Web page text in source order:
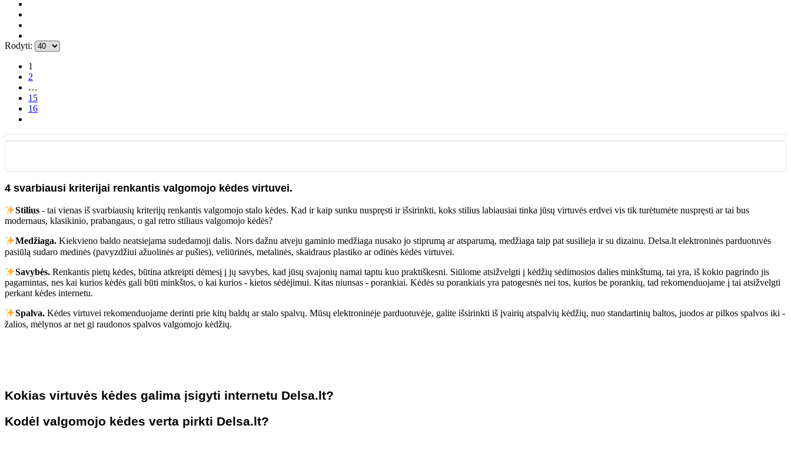
Rodyti:
1
2
…
15
16
4 svarbiausi kriterijai renkantis valgomojo kėdes virtuvei.
Stilius - tai vienas iš svarbiausių kriterijų renkantis valgomojo stalo kėdes. Kad ir kaip sunku nuspręsti ir išsirinkti, koks stilius labiausiai tinka jūsų virtuvės erdvei vis tik turėtumėte nuspręsti ar tai bus
modernaus, klasikinio, prabangaus, o gal retro stiliaus valgomojo kėdės?
Medžiaga. Kiekvieno baldo neatsiejama sudedamoji dalis. Nors dažnu atveju gaminio medžiaga nusako jo stiprumą ar atsparumą, medžiaga taip pat susilieja ir su dizainu. Delsa.lt elektroninės parduotuvės
pasiūlą sudaro medinės (pavyzdžiui ažuolinės ar pušies), veliūrinės, metalinės, skaidraus plastiko ar odinės kėdės virtuvei.
Savybės. Renkantis pietų kėdes, būtina atkreipti dėmesį į jų savybes, kad jūsų svajonių namai taptu kuo praktiškesni. Siūlome atsižvelgti į kėdžių sėdimosios dalies minkštumą, tai yra, iš kokio pagrindo jis
pagamintas, nes kai kurios kėdės gali būti minkštos, o kai kurios - kietos sėdėjimui. Kitas niunsas - porankiai. Kėdės su porankiais yra patogesnės nei tos, kurios be porankių, tad rekomenduojame į tai atsižvelgti
perkant kėdes internetu.
Spalva. Kėdes virtuvei rekomenduojame derinti prie kitų baldų ar stalo spalvų. Mūsų elektroninėje parduotuvėje, galite išsirinkti iš įvairių atspalvių kėdžių, nuo standartinių baltos, juodos ar pilkos spalvos iki -
žalios, mėlynos ar net gi raudonos spalvos valgomojo kėdžių.
Kokias virtuvės kėdes galima įsigyti internetu Delsa.lt?
Kodėl valgomojo kėdes verta pirkti Delsa.lt?